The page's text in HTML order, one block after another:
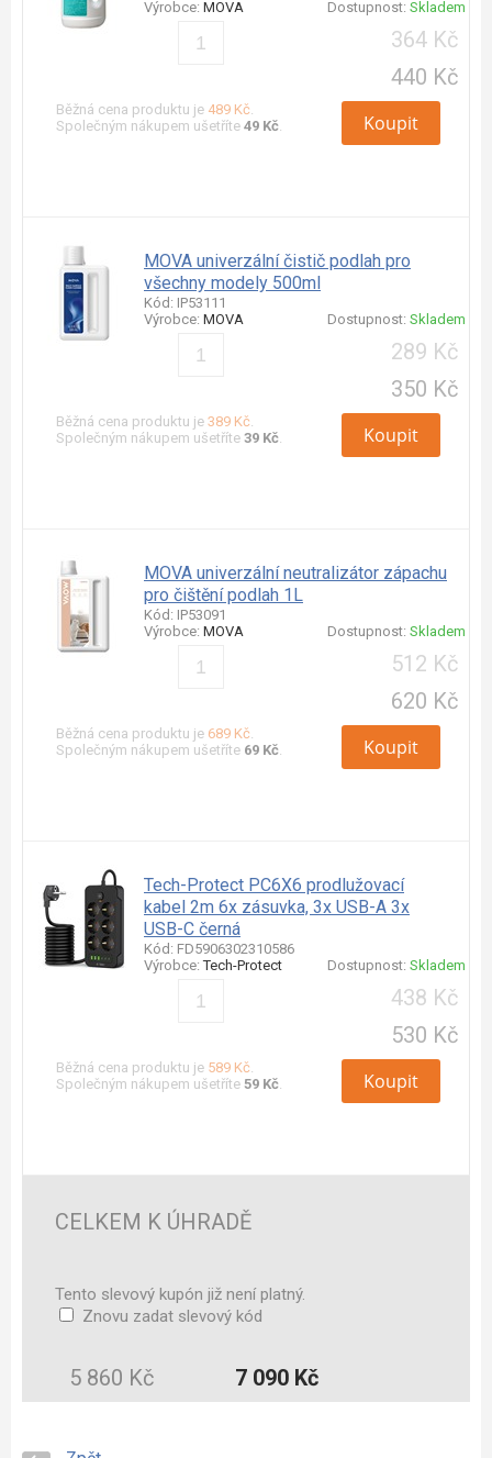
Výrobce: MOVA Dostupnost: Skladem
364 Kč
440 Kč
Běžná cena produktu je 489 Kč.
Společným nákupem ušetříte 49 Kč. Koupit
MOVA univerzální čistič podlah pro
všechny modely 500ml
Kód: IP53111
Výrobce: MOVA Dostupnost: Skladem
289 Kč
350 Kč
Běžná cena produktu je 389 Kč.
Společným nákupem ušetříte 39 Kč. Koupit
MOVA univerzální neutralizátor zápachu
pro čištění podlah 1L
Kód: IP53091
Výrobce: MOVA Dostupnost: Skladem
512 Kč
620 Kč
Běžná cena produktu je 689 Kč.
Společným nákupem ušetříte 69 Kč. Koupit
Tech-Protect PC6X6 prodlužovací
kabel 2m 6x zásuvka, 3x USB-A 3x
USB-C černá
Kód: FD5906302310586
Výrobce:Tech-Protect Dostupnost: Skladem
438 Kč
530 Kč
Běžná cena produktu je 589 Kč.
Společným nákupem ušetříte 59 Kč. Koupit
CELKEM K ÚHRADĚ
Tento slevový kupón již není platný.
Znovu zadat slevový kód
5 860 Kč 7 090 Kč